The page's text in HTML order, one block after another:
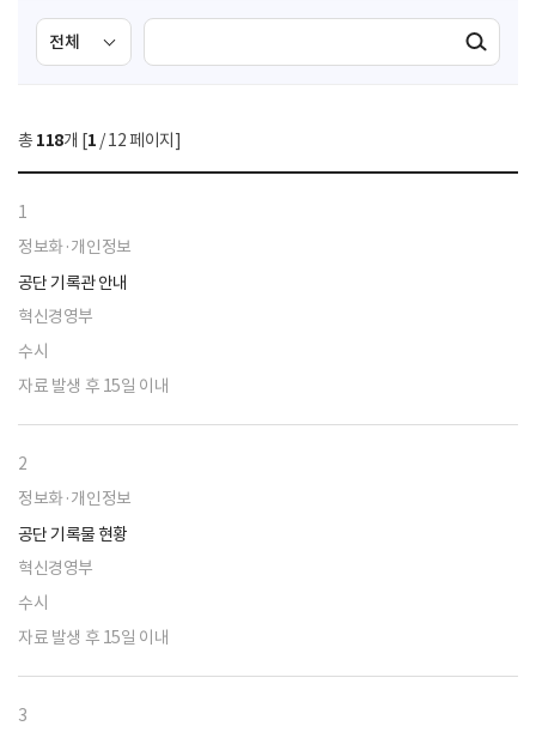
검
색
선
택
색
검색실행
총 118개 [1 / 12 페이지]
1
정보화·개인정보
공단 기록관 안내
혁신경영부
수시
자료 발생 후 15일 이내
2
정보화·개인정보
공단 기록물 현황
혁신경영부
수시
자료 발생 후 15일 이내
3